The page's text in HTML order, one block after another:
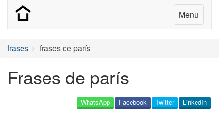
Menu
frases frases de parís
Frases de parís
LinkedIn
Twitter
Facebook
WhatsApp